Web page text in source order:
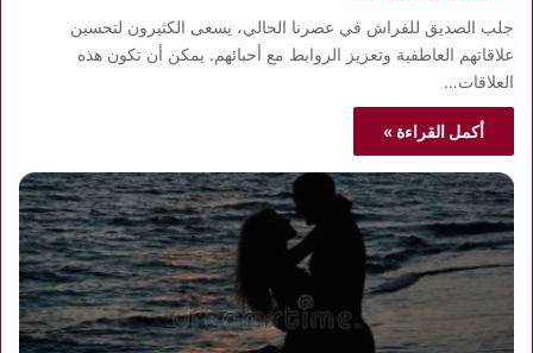
جلب الصديق للفراش في عصرنا الحالي، يسعى الكثيرون لتحسين
علاقاتهم العاطفية وتعزيز الروابط مع أحبائهم. يمكن أن تكون هذه
العلاقات…
أكمل القراءة »